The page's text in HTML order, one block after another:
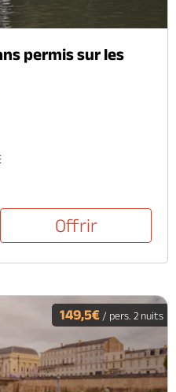
permis sur les
Offrir
149,5€ / pers. 2 nuits